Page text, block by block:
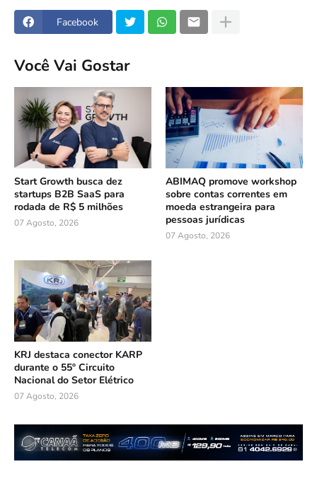
Facebook
Você Vai Gostar
Start Growth busca dez
startups B2B SaaS para
rodada de R$ 5 milhões
07 Agosto, 2026
ABIMAQ promove workshop
sobre contas correntes em
moeda estrangeira para
pessoas jurídicas
07 Agosto, 2026
KRJ destaca conector KARP
durante o 55º Circuito
Nacional do Setor Elétrico
07 Agosto, 2026